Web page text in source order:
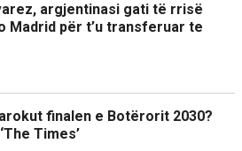
argjentinasi gati të rrisë
Madrid për t’u transferuar te
finalen e Botërorit 2030?
Times’